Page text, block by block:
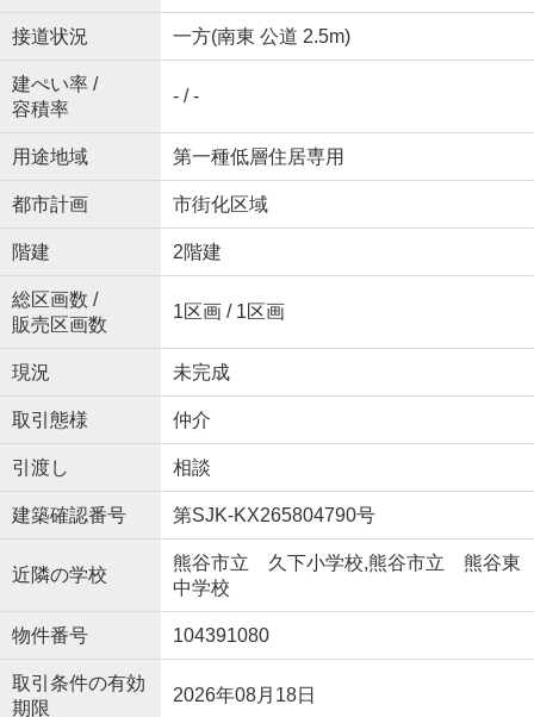
接道状況 一方(南東 公道 2.5m)
建ぺい率 /
容積率
- / -
用途地域 第一種低層住居専用
都市計画 市街化区域
階建 2階建
総区画数 /
販売区画数
1区画 / 1区画
現況 未完成
取引態様 仲介
引渡し 相談
建築確認番号 第SJK-KX265804790号
近隣の学校
熊谷市立 久下小学校,熊谷市立 熊谷東
中学校
物件番号 104391080
取引条件の有効
期限
2026年08月18日